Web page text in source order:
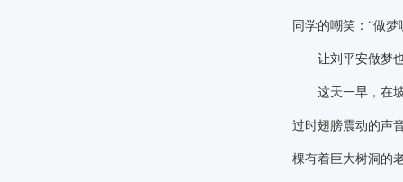
同学的嘲笑： “做梦
让刘平安做梦也
这天一早，在坡
过时翅膀震动的声
棵有着巨大树洞的